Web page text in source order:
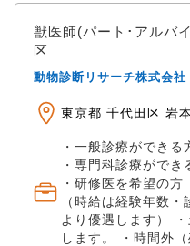
獣医師(パート･アルバ
区
動物診断リサーチ株式会社
東京都 千代田区 岩
・一般診療ができ
・専門科診療がで
・研修医を希望
（時給は経験年数
より優遇します）
します。 ・時間外